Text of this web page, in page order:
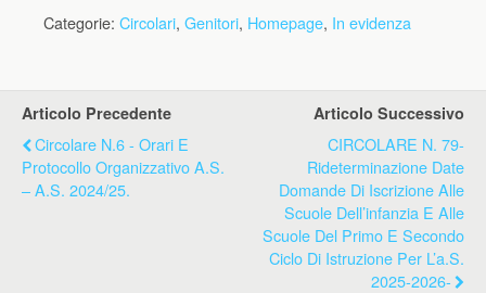
Categorie: Circolari, Genitori, Homepage, In evidenza
Articolo Precedente
Circolare N.6 - Orari E
Protocollo Organizzativo A.s.
– A.s. 2024/25.
Articolo Successivo
CIRCOLARE N. 79-
Rideterminazione Date
Domande Di Iscrizione Alle
Scuole Dell’infanzia E Alle
Scuole Del Primo E Secondo
Ciclo Di Istruzione Per L’a.s.
2025-2026-